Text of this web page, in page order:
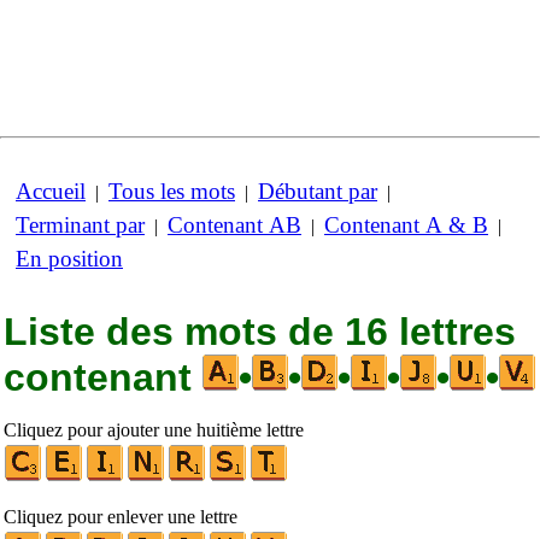
Accueil | Tous les mots | Débutant par|
Terminant par| Contenant AB | Contenant A & B |
En position
Liste des mots de 16 lettres
contenant
• • • • • •
Cliquez pour ajouter une huitième lettre
Cliquez pour enlever une lettre